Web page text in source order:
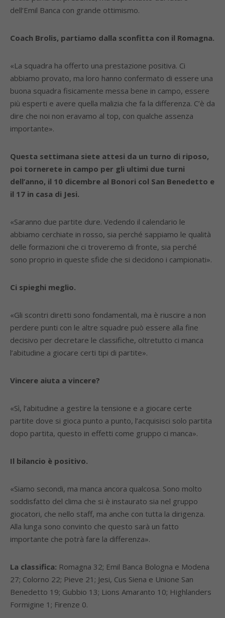
dell’Emil Banca con grande ottimismo.
Coach Brolis, partiamo dalla sconfitta con il Romagna.
«La squadra ha offerto una prestazione positiva. Ci
abbiamo provato, ma loro hanno confermato di essere una
buona squadra fisicamente messa bene in campo, essere
più esperti e avere quella malizia che fa la differenza. C’è da
dire che noi non eravamo al top, con qualche assenza
importante».
Questa settimana siete attesi da un turno di riposo,
poi tornerete in campo per gli ultimi due turni
dell’anno, il 10 dicembre al Bonori col San Benedetto e
il 17 in casa di Jesi.
«Saranno due partite dure. Vedendo il calendario le
abbiamo cerchiate in rosso, sia perché sappiamo le qualità
delle formazioni che ci troveremo di fronte, sia perché
sono proprio in queste sfide che si decidono i campionati».
Ci spieghi meglio.
«Gli scontri diretti sono fondamentali, ma è riuscire a non
perdere punti con le altre squadre può essere alla fine
decisivo per decretare le classifiche, oltretutto ci manca
l’abitudine a giocare certi tipi di partite».
Vincere aiuta a vincere?
«Sì, l’abitudine a gestire la tensione e a giocare certe
partite dove si gioca punto a punto, l’acquisisci solo partita
dopo partita, questo in effetti come gruppo ci manca».
Il bilancio è positivo.
«Siamo secondi, ma manca ancora qualcosa. Sono molto
soddisfatto del clima che si è instaurato sia nel gruppo
giocatori, che nello staff, ma anche con tutta la dirigenza.
Alla lunga sono convinto che questo sarà un fatto
importante che potrà fare la differenza».
La classifica: Romagna 32; Emil Banca Bologna e Modena
27; Colorno 22; Pieve 21; Jesi, Cus Siena e Unione San
Benedetto 19; Gubbio 13; Lions Amaranto 10; Highlanders
Formigine 1; Firenze 0.